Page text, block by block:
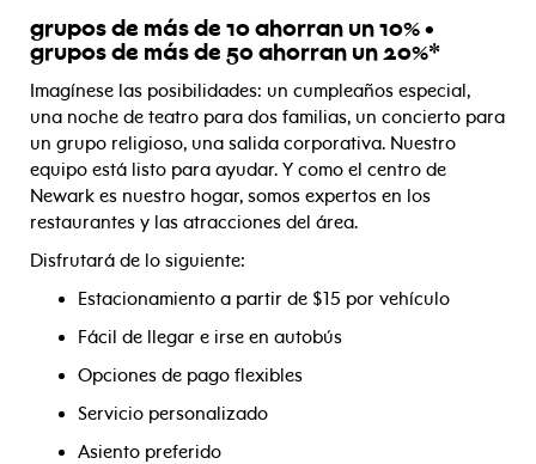
grupos de más de 10 ahorran un 10% •
grupos de más de 50 ahorran un 20%*
Imagínese las posibilidades: un cumpleaños especial,
una noche de teatro para dos familias, un concierto para
un grupo religioso, una salida corporativa. Nuestro
equipo está listo para ayudar. Y como el centro de
Newark es nuestro hogar, somos expertos en los
restaurantes y las atracciones del área.
Disfrutará de lo siguiente:
Estacionamiento a partir de $15 por vehículo
Fácil de llegar e irse en autobús
Opciones de pago flexibles
Servicio personalizado
Asiento preferido